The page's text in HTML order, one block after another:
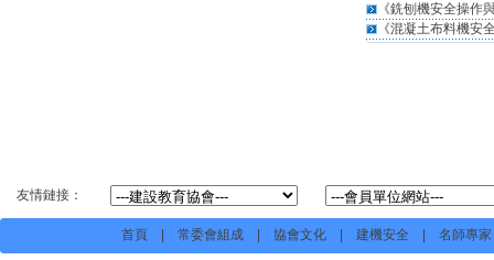
《銑刨機安全操作
《混凝土布料機安
友情鏈接：
首頁| 常委會組成| 協會文化| 建機安全 名師專家